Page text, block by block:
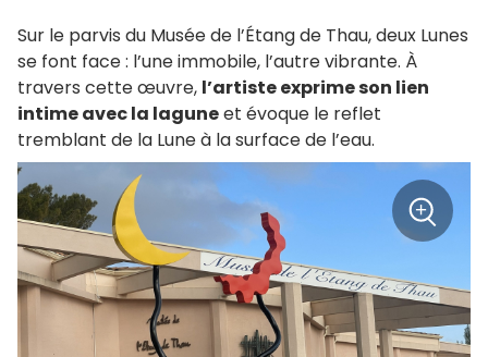
Sur le parvis du Musée de l’Étang de Thau, deux Lunes
se font face : l’une immobile, l’autre vibrante. À
travers cette œuvre, l’artiste exprime son lien
intime avec la laguneet évoque le reflet
tremblant de la Lune à la surface de l’eau.
+